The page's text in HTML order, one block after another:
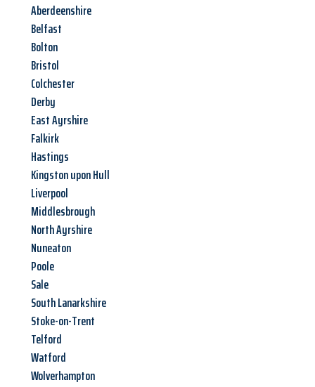
Aberdeenshire
Belfast
Bolton
Bristol
Colchester
Derby
East Ayrshire
Falkirk
Hastings
Kingston upon Hull
Liverpool
Middlesbrough
North Ayrshire
Nuneaton
Poole
Sale
South Lanarkshire
Stoke-on-Trent
Telford
Watford
Wolverhampton